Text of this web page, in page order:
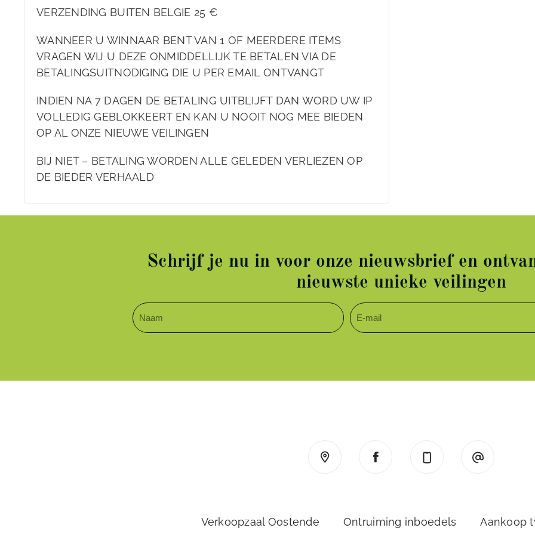
VERZENDING BUITEN BELGIE 25 €
WANNEER U WINNAAR BENT VAN 1 OF MEERDERE ITEMS
VRAGEN WIJ U DEZE ONMIDDELLIJK TE BETALEN VIA DE
BETALINGSUITNODIGING DIE U PER EMAIL ONTVANGT
INDIEN NA 7 DAGEN DE BETALING UITBLIJFT DAN WORD UW IP
VOLLEDIG GEBLOKKEERT EN KAN U NOOIT NOG MEE BIEDEN
OP AL ONZE NIEUWE VEILINGEN
BIJ NIET – BETALING WORDEN ALLE GELEDEN VERLIEZEN OP
DE BIEDER VERHAALD
Schrijf je nu in voor onze nieuwsbrief en
nieuwste unieke veilingen
Verkoopzaal Oostende Ontruiming inboedels Aankoop